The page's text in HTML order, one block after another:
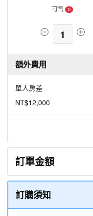
可售 0
1
額外費用
單人房差
NT$12,000
訂單金額
訂購須知